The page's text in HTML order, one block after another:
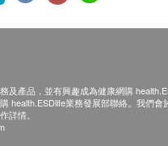
及產品，並有興趣成為健康網購
health.ESDlife業務發展部聯絡。我們會
詳情。